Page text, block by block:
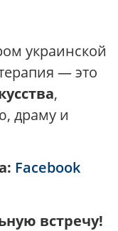
украинской
— это
,
драму и
Facebook
встречу!